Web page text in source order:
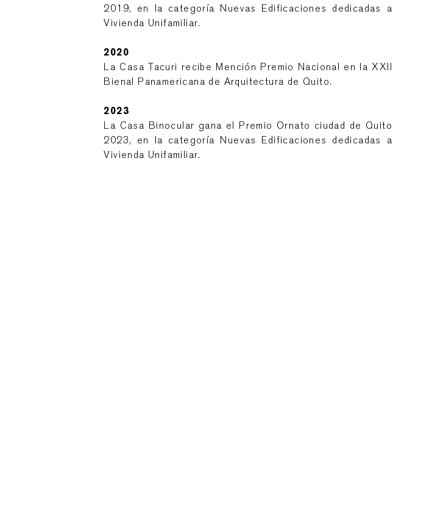
2019, en la categoría Nuevas Edificaciones dedicadas a
Vivienda Unifamiliar.
2020
La Casa Tacuri recibe Mención Premio Nacional en la XXII
Bienal Panamericana de Arquitectura de Quito.
2023
La Casa Binocular gana el Premio Ornato ciudad de Quito
2023, en la categoría Nuevas Edificaciones dedicadas a
Vivienda Unifamiliar.